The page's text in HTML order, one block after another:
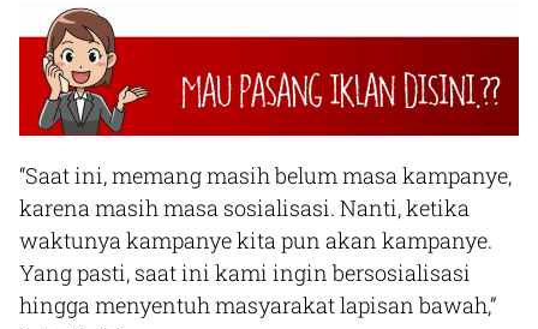
“Saat ini, memang masih belum masa kampanye,
karena masih masa sosialisasi. Nanti, ketika
waktunya kampanye kita pun akan kampanye.
Yang pasti, saat ini kami ingin bersosialisasi
hingga menyentuh masyarakat lapisan bawah,”